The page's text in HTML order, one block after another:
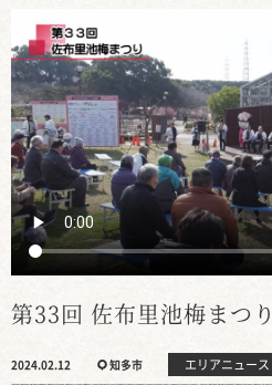
第33回 佐布里池梅まつり
2024.02.12 知多市 エリアニュース